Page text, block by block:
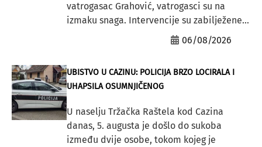
vatrogasac Grahović, vatrogasci su na
izmaku snaga. Intervencije su zabilježene...
06/08/2026
UBISTVO U CAZINU: POLICIJA BRZO LOCIRALA I
UHAPSILA OSUMNJIČENOG
U naselju Tržačka Raštela kod Cazina
danas, 5. augusta je došlo do sukoba
između dvije osobe, tokom kojeg je